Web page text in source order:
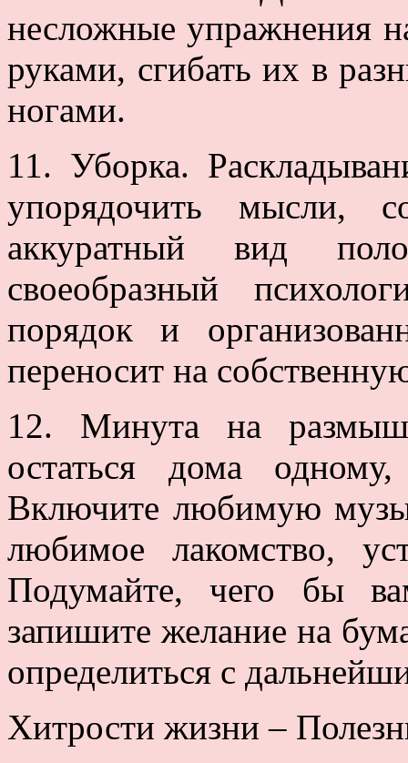
несложные упражнения
руками, сгибать их в
ногами.
11. Уборка.
упорядочить мысли,
аккуратный вид
своеобразный
порядок и
переносит на
12. Минута на
остаться дома
Включите любимую
любимое лакомство,
Подумайте, чего бы
запишите желание на
определиться с
Хитрости жизни –